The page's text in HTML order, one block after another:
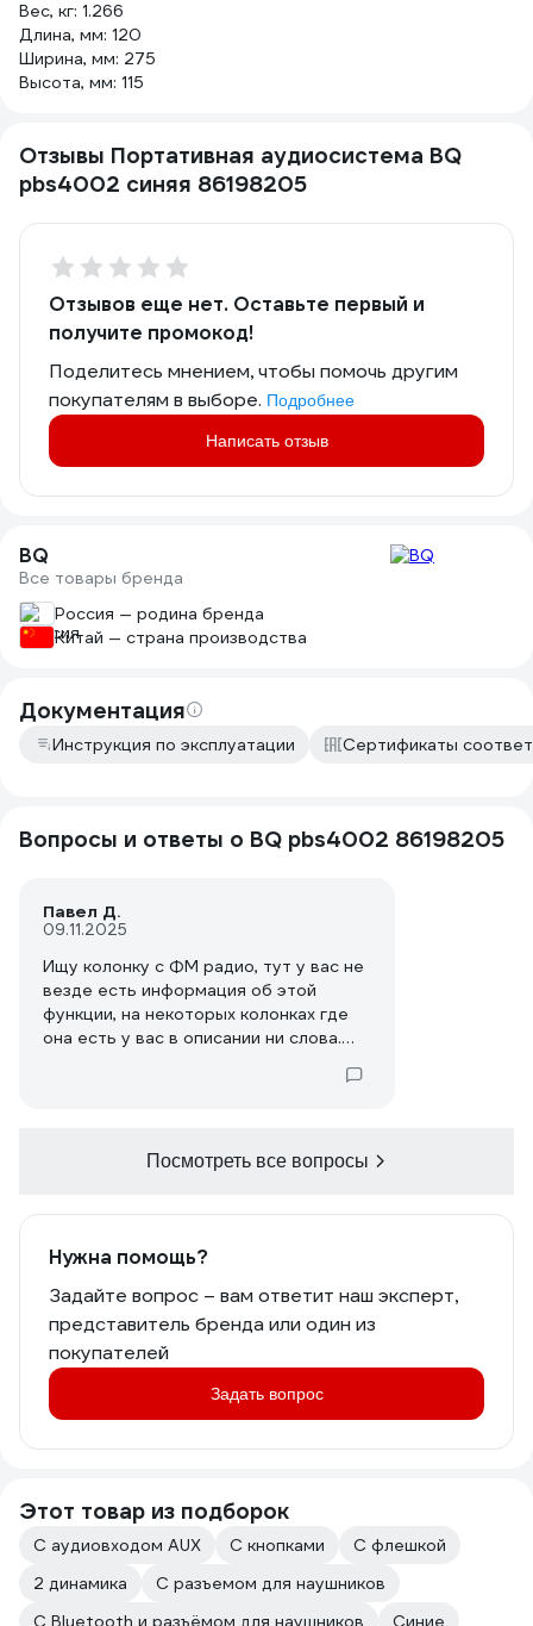
Вес, кг: 1.266
Длина, мм: 120
Ширина, мм: 275
Высота, мм: 115
Отзывы Портативная аудиосистема BQ
pbs4002 синяя 86198205
Отзывов еще нет. Оставьте первый и
получите промокод!
Поделитесь мнением, чтобы помочь другим
покупателям в выборе. Подробнее
Написать отзыв
BQ
Все товары бренда
Россия — родина бренда
Китай — страна производства
Документация
Инструкция по эксплуатации Сертификаты
Вопросы и ответы о BQ pbs4002 86198205
Павел Д.
09.11.2025
Ищу колонку с ФМ радио, тут у вас не
везде есть информация об этой
функции, на некоторых колонках где
она есть у вас в описании ни слова.
Посмотреть все вопросы
Нужна помощь?
Задайте вопрос – вам ответит наш эксперт,
представитель бренда или один из
покупателей
Задать вопрос
Этот товар из подборок
С аудиовходом AUX С кнопками
С флешкой
2 динамика
С разъемом для наушников
С Bluetooth и разъёмом для наушников
Синие